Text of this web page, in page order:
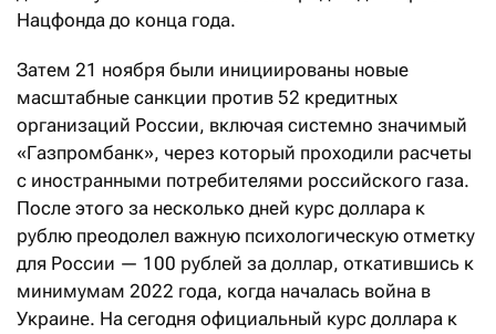
Нацфонда до конца года.
Затем 21 ноября были инициированы новые
масштабные санкции против 52 кредитных
организаций России, включая системно значимый
«Газпромбанк», через который проходили расчеты
с иностранными потребителями российского газа.
После этого за несколько дней курс доллара к
рублю преодолел важную психологическую отметку
для России — 100 рублей за доллар, откатившись к
минимумам 2022 года, когда началась война в
Украине. На сегодня официальный курс доллара к